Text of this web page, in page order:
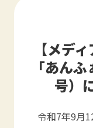
【メデ
「あん
号）
令和7年9月